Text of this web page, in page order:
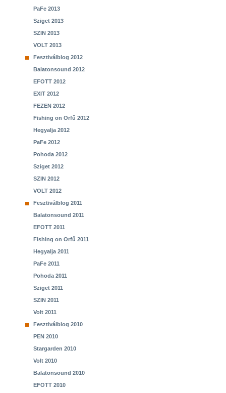
PaFe 2013
Sziget 2013
SZIN 2013
VOLT 2013
Fesztiválblog 2012
Balatonsound 2012
EFOTT 2012
EXIT 2012
FEZEN 2012
Fishing on Orfű 2012
Hegyalja 2012
PaFe 2012
Pohoda 2012
Sziget 2012
SZIN 2012
VOLT 2012
Fesztiválblog 2011
Balatonsound 2011
EFOTT 2011
Fishing on Orfű 2011
Hegyalja 2011
PaFe 2011
Pohoda 2011
Sziget 2011
SZIN 2011
Volt 2011
Fesztiválblog 2010
PEN 2010
Stargarden 2010
Volt 2010
Balatonsound 2010
EFOTT 2010